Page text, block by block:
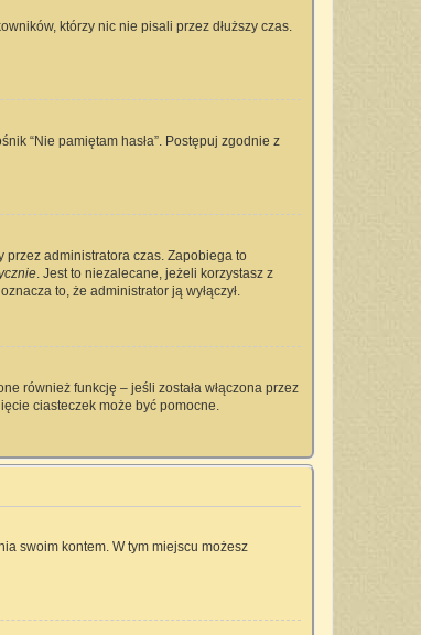
którzy nic nie pisali przez dłuższy czas.
“Nie pamiętam hasła”. Postępuj zgodnie z
przez administratora czas. Zapobiega to
. Jest to niezalecane, jeżeli korzystasz z
to, że administrator ją wyłączył.
również funkcję – jeśli została włączona przez
ciasteczek może być pomocne.
swoim kontem. W tym miejscu możesz